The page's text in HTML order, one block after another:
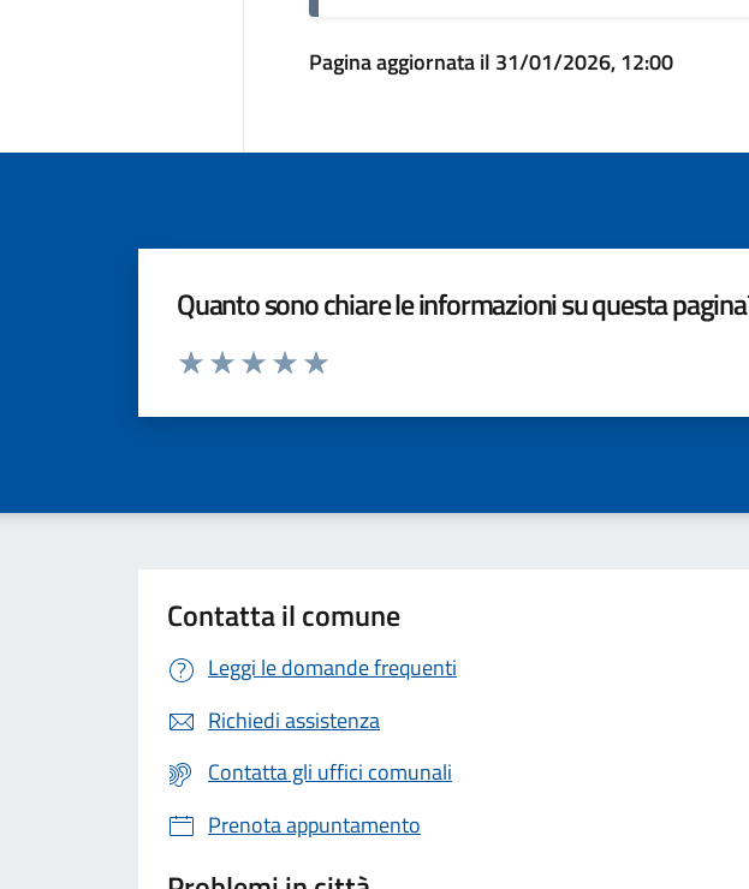
Pagina aggiornata il 31/01/2026, 12:00
Quanto sono chiare le informazioni su questa
Valuta da 1 a 5 stelle la pagina
Contatta il comune
Leggi le domande frequenti
Richiedi assistenza
Contatta gli uffici comunali
Prenota appuntamento